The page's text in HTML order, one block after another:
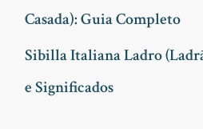
Casada): Guia Completo
Sibilla Italiana Ladro
e Significados